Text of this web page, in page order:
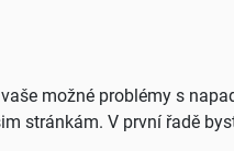
možné problémy s
stránkám. V první řadě